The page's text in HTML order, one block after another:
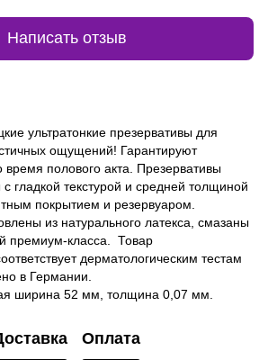
Написать отзыв
ультратонкие презервативы для
ощущений! Гарантируют
полового акта. Презервативы
гладкой текстурой и средней толщиной
покрытием и резервуаром.
из натурального латекса, смазаны
премиум-класса. Товар
дерматологическим тестам
в Германии.
ширина 52 мм, толщина 0,07 мм.
Оплата